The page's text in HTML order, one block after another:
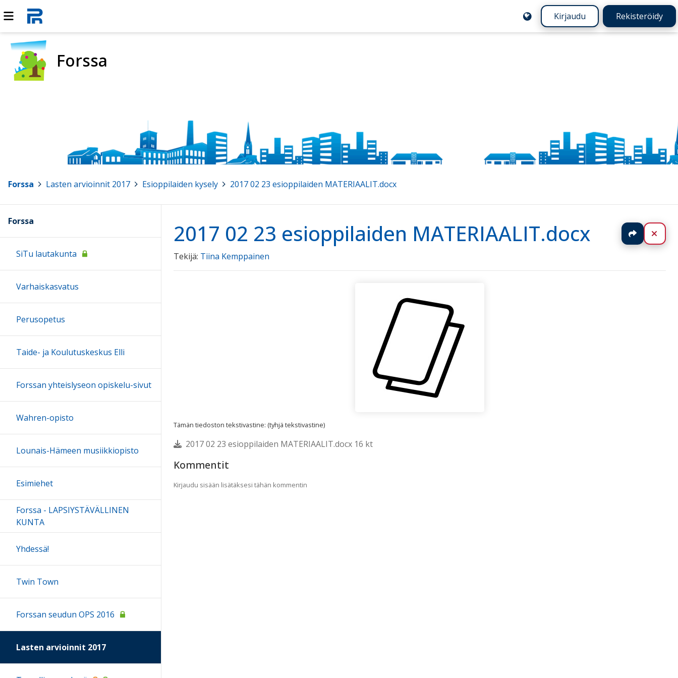
Kirjaudu Rekisteröidy
Forssa
Forssa Lasten arvioinnit 2017 Esioppilaiden kysely 2017 02 23 esioppilaiden MATERIAALIT.docx
2017 02 23 esioppilaiden MATERIAALIT.docx Jaa
Tekijä: Tiina Kemppainen
Tämän tiedoston tekstivastine: (tyhjä tekstivastine)
2017 02 23 esioppilaiden MATERIAALIT.docx 16 kt
Kommentit
Kirjaudu sisään lisätäksesi tähän kommentin
Forssa
SiTu lautakunta
Varhaiskasvatus
Perusopetus
Taide- ja Koulutuskeskus Elli
Forssan yhteislyseon opiskelu-sivut
Wahren-opisto
Lounais-Hämeen musiikkiopisto
Esimiehet
Forssa - LAPSIYSTÄVÄLLINEN
KUNTA
Yhdessä!
Twin Town
Forssan seudun OPS 2016
Lasten arvioinnit 2017